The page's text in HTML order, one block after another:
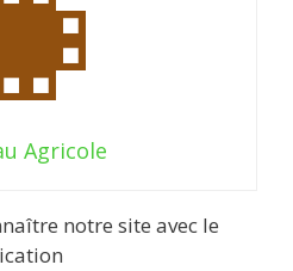
Agricole
notre site avec le